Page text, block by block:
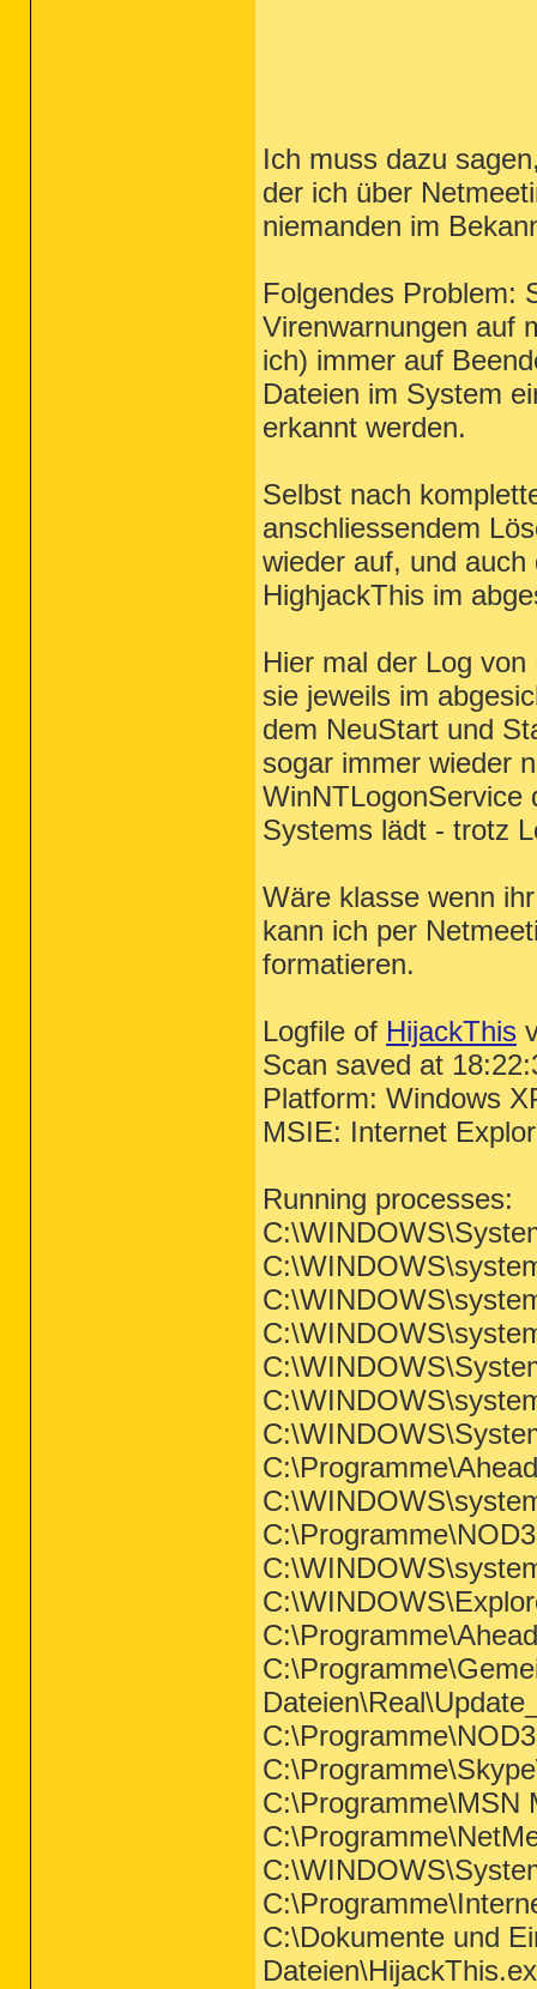
Ich muss dazu
der ich über
niemanden im
Folgendes Problem:
Virenwarnungen auf
ich) immer auf
Dateien im System
erkannt werden.
Selbst nach
anschliessendem
wieder auf, und
HighjackThis im
Hier mal der Log
sie jeweils im
dem NeuStart und
sogar immer wieder
WinNTLogonService
Systems lädt - trotz
Wäre klasse wenn
kann ich per
formatieren.
Logfile of HijackThis
Scan saved at
Platform: Windows
MSIE: Internet
Running processes:
C:\Programme\MSN
C:\Dokumente und